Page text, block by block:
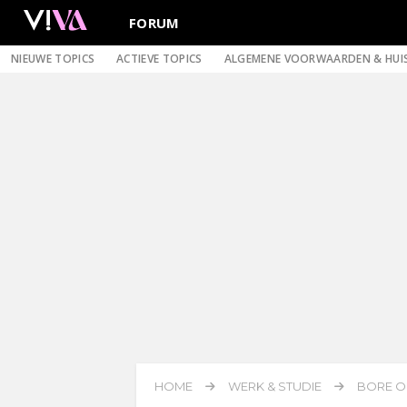
FORUM
NIEUWE TOPICS ACTIEVE TOPICS ALGEMENE VOORWAARDEN &
HOME WERK & STUDIE BORE